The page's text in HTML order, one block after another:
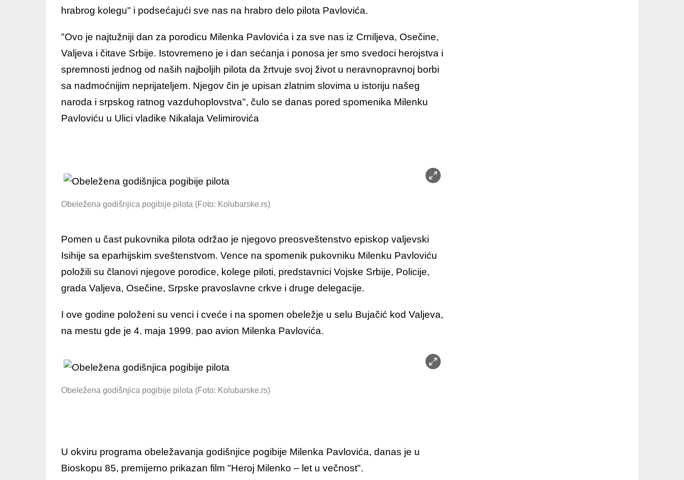
hrabrog kolegu" i podsećajući sve nas na hrabro delo pilota Pavlovića.
"Ovo je najtužniji dan za porodicu Milenka Pavlovića i za sve nas iz Crniljeva, Osečine,
Valjeva i čitave Srbije. Istovremeno je i dan sećanja i ponosa jer smo svedoci herojstva i
spremnosti jednog od naših najboljih pilota da žrtvuje svoj život u neravnopravnoj borbi
sa nadmoćnijim neprijateljem. Njegov čin je upisan zlatnim slovima u istoriju našeg
naroda i srpskog ratnog vazduhoplovstva", čulo se danas pored spomenika Milenku
Pavloviću u Ulici vladike Nikalaja Velimirovića
Obeležena godišnjica pogibije pilota (Foto: Kolubarske.rs)
Pomen u čast pukovnika pilota održao je njegovo preosveštenstvo episkop valjevski
Isihije sa eparhijskim sveštenstvom. Vence na spomenik pukovniku Milenku Pavloviću
položili su članovi njegove porodice, kolege piloti, predstavnici Vojske Srbije, Policije,
grada Valjeva, Osečine, Srpske pravoslavne crkve i druge delegacije.
I ove godine položeni su venci i cveće i na spomen obeležje u selu Bujačić kod Valjeva,
na mestu gde je 4. maja 1999. pao avion Milenka Pavlovića.
Obeležena godišnjica pogibije pilota (Foto: Kolubarske.rs)
U okviru programa obeležavanja godišnjice pogibije Milenka Pavlovića, danas je u
Bioskopu 85, premijerno prikazan film "Heroj Milenko – let u večnost".